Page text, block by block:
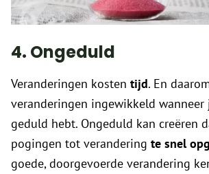
4. Ongeduld
Veranderingen kosten tijd. En
veranderingen ingewikkeld wanneer
geduld hebt. Ongeduld kan creëren
pogingen tot verandering te snel
goede, doorgevoerde verandering